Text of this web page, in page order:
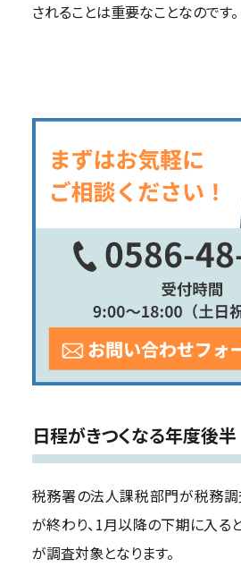
されることは重要なことなのです。
日程がきつくなる年度後半
税務署の法人課税部門が税務
が終わり、1月以降の下期に入る
が調査対象となります。